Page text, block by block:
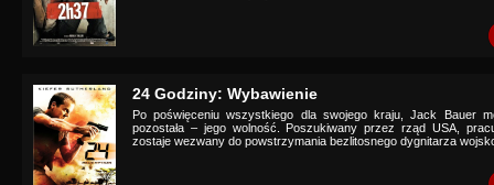
24 Godziny: Wybawienie
Po poświęceniu wszystkiego dla swojego kraju, Jack Bauer
pozostała – jego wolność. Poszukiwany przez rząd USA,
zostaje wezwany do powstrzymania bezlitosnego dygnitarza